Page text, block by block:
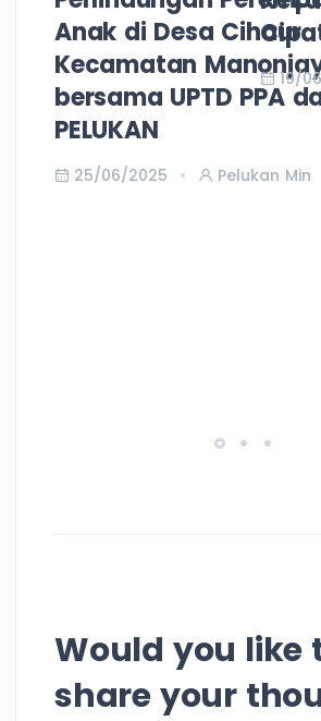
Anak di Desa Cihaur
Kecamatan
bersama UPTD PPA
PELUKAN
25/06/2025 Pelukan Min
19/
Would you like
share your